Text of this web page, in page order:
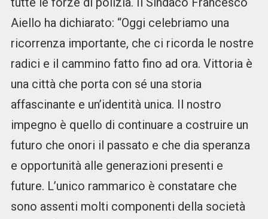
Aiello ha dichiarato: “Oggi celebriamo una
ricorrenza importante, che ci ricorda le nostre
radici e il cammino fatto fino ad ora. Vittoria è
una città che porta con sé una storia
affascinante e un’identità unica. Il nostro
impegno è quello di continuare a costruire un
futuro che onori il passato e che dia speranza
e opportunità alle generazioni presenti e
future. L’unico rammarico è constatare che
sono assenti molti componenti della società